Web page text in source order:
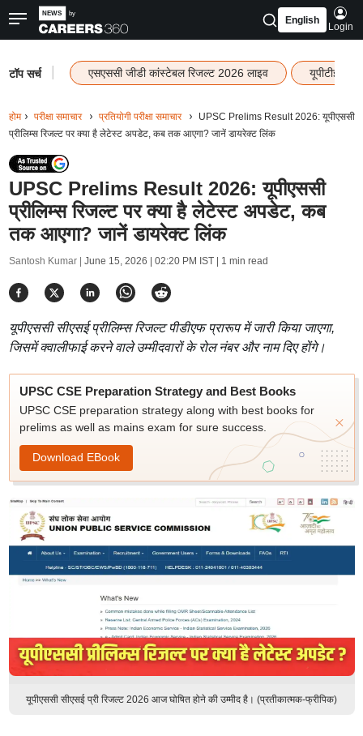
English
Login
टॉप सर्च एसएससी जीडी कांस्टेबल रिजल्ट 2026 लाइव यूपीटीईटी
होम परीक्षा समाचार प्रतियोगी परीक्षा समाचार
UPSC Prelims Result 2026: यूपीएससी
प्रीलिम्स रिजल्ट पर क्या है लेटेस्ट अपडेट, कब तक आएगा? जानें डायरेक्ट लिंक
UPSC Prelims Result 2026: यूपीएससी
प्रीलिम्स रिजल्ट पर क्या है लेटेस्ट अपडेट, कब
तक आएगा? जानें डायरेक्ट लिंक
Santosh Kumar | June 15, 2026 | 02:20 PM IST| 1 min read
यूपीएससी सीएसई प्रीलिम्स रिजल्ट पीडीएफ प्रारूप में जारी किया जाएगा,
जिसमें क्वालीफाई करने वाले उम्मीदवारों के रोल नंबर और नाम दिए होंगे।
UPSC CSE Preparation Strategy and Best Books
UPSC CSE preparation strategy along with best books for
prelims as well as mains exam for sure success.
Download EBook
यूपीएससी सीएसई प्री रिजल्ट 2026 आज घोषित होने की उम्मीद है। (प्रतीकात्मक-फ्रीपिक)